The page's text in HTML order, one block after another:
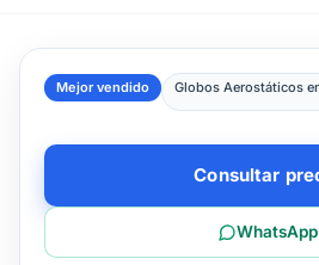
Mejor vendido Globos Aerostáticos
Consultar
WhatsApp